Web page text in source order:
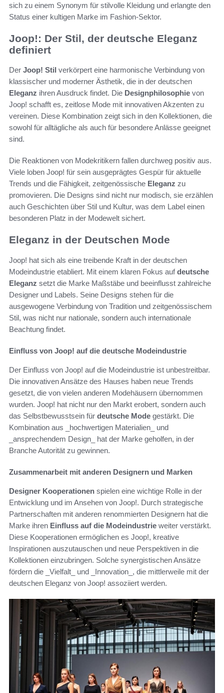
sich zu einem Synonym für stilvolle Kleidung und erlangte den
Status einer kultigen Marke im Fashion-Sektor.
Joop!: Der Stil, der deutsche Eleganz
definiert
Der Joop! Stil verkörpert eine harmonische Verbindung von
klassischer und moderner Ästhetik, die in der deutschen
Eleganz ihren Ausdruck findet. Die Designphilosophie von
Joop! schafft es, zeitlose Mode mit innovativen Akzenten zu
vereinen. Diese Kombination zeigt sich in den Kollektionen, die
sowohl für alltägliche als auch für besondere Anlässe geeignet
sind.
Die Reaktionen von Modekritikern fallen durchweg positiv aus.
Viele loben Joop! für sein ausgeprägtes Gespür für aktuelle
Trends und die Fähigkeit, zeitgenössische Eleganz zu
promovieren. Die Designs sind nicht nur modisch, sie erzählen
auch Geschichten über Stil und Kultur, was dem Label einen
besonderen Platz in der Modewelt sichert.
Eleganz in der Deutschen Mode
Joop! hat sich als eine treibende Kraft in der deutschen
Modeindustrie etabliert. Mit einem klaren Fokus aufdeutsche
Eleganz setzt die Marke Maßstäbe und beeinflusst zahlreiche
Designer und Labels. Seine Designs stehen für die
ausgewogene Verbindung von Tradition und zeitgenössischem
Stil, was nicht nur nationale, sondern auch internationale
Beachtung findet.
Einfluss von Joop! auf die deutsche Modeindustrie
Der Einfluss von Joop! auf die Modeindustrie ist unbestreitbar.
Die innovativen Ansätze des Hauses haben neue Trends
gesetzt, die von vielen anderen Modehäusern übernommen
wurden. Joop! hat nicht nur den Markt erobert, sondern auch
das Selbstbewusstsein für deutsche Mode gestärkt. Die
Kombination aus _hochwertigen Materialien_ und
_ansprechendem Design_ hat der Marke geholfen, in der
Branche Autorität zu gewinnen.
Zusammenarbeit mit anderen Designern und Marken
Designer Kooperationen spielen eine wichtige Rolle in der
Entwicklung und im Ansehen von Joop!. Durch strategische
Partnerschaften mit anderen renommierten Designern hat die
Marke ihren Einfluss auf die Modeindustrie weiter verstärkt.
Diese Kooperationen ermöglichen es Joop!, kreative
Inspirationen auszutauschen und neue Perspektiven in die
Kollektionen einzubringen. Solche synergistischen Ansätze
fördern die _Vielfalt_ und _Innovation_, die mittlerweile mit der
deutschen Eleganz von Joop! assoziiert werden.